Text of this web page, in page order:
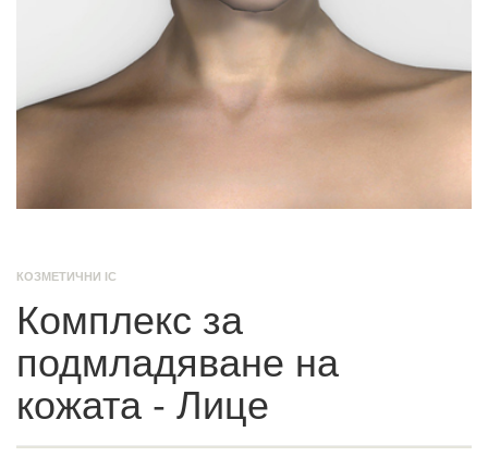
КОЗМЕТИЧНИ IC
Комплекс за
подмладяване на
кожата - Лице